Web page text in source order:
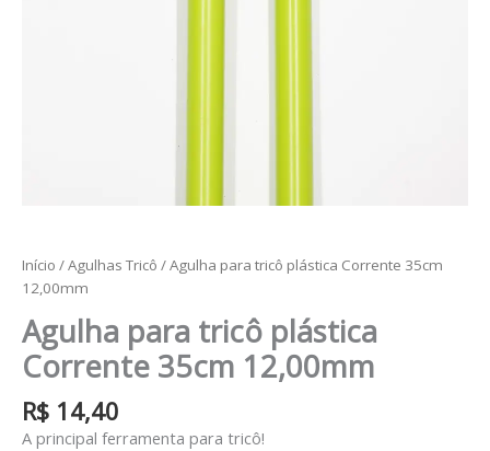
Início /Agulhas Tricô / Agulha para tricô plástica Corrente 35cm
12,00mm
Agulha para tricô plástica
Corrente 35cm 12,00mm
R$ 14,40
A principal ferramenta para tricô!